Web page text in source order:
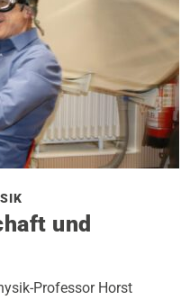
und
Professor Horst